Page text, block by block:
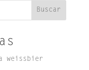
Buscar
weissbier